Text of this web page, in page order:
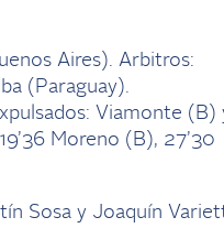
Aires). Arbitros:
(Paraguay).
Viamonte (B)
Moreno (B), 27’30
Sosa y Joaquín